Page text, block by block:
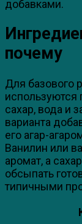
добавками.
почему
Для базового
сахар, вода и
варианта
его агар-
Ванилин или
аромат, а
обсыпать
типичными